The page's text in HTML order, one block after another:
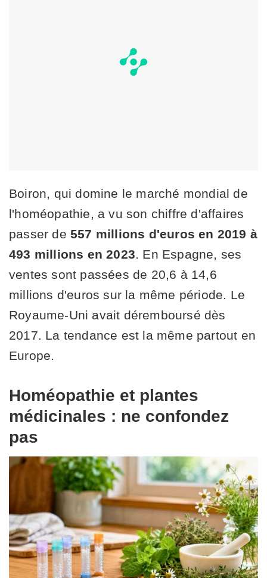
Boiron, qui domine le marché mondial de
l'homéopathie, a vu son chiffre d'affaires
passer de 557 millions d'euros en 2019 à
493 millions en 2023. En Espagne, ses
ventes sont passées de 20,6 à 14,6
millions d'euros sur la même période. Le
Royaume-Uni avait déremboursé dès
2017. La tendance est la même partout en
Europe.
Homéopathie et plantes
médicinales : ne confondez
pas